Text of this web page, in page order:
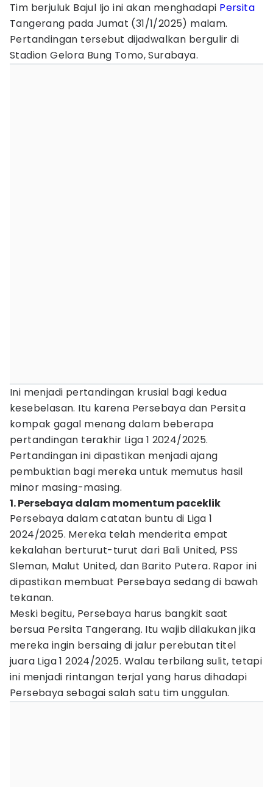
Tim berjuluk Bajul Ijo ini akan menghadapi Persita
Tangerang pada Jumat (31/1/2025) malam.
Pertandingan tersebut dijadwalkan bergulir di
Stadion Gelora Bung Tomo, Surabaya.
Ini menjadi pertandingan krusial bagi kedua
kesebelasan. Itu karena Persebaya dan Persita
kompak gagal menang dalam beberapa
pertandingan terakhir Liga 1 2024/2025.
Pertandingan ini dipastikan menjadi ajang
pembuktian bagi mereka untuk memutus hasil
minor masing-masing.
1. Persebaya dalam momentum paceklik
Persebaya dalam catatan buntu di Liga 1
2024/2025. Mereka telah menderita empat
kekalahan berturut-turut dari Bali United, PSS
Sleman, Malut United, dan Barito Putera. Rapor ini
dipastikan membuat Persebaya sedang di bawah
tekanan.
Meski begitu, Persebaya harus bangkit saat
bersua Persita Tangerang. Itu wajib dilakukan jika
mereka ingin bersaing di jalur perebutan titel
juara Liga 1 2024/2025. Walau terbilang sulit, tetapi
ini menjadi rintangan terjal yang harus dihadapi
Persebaya sebagai salah satu tim unggulan.